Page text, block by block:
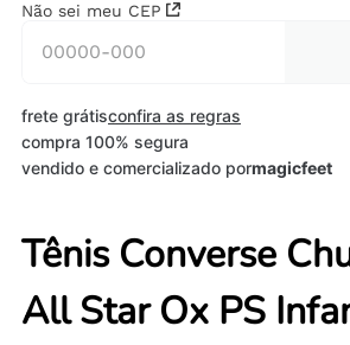
Não sei meu CEP
frete grátisconfira as regras
compra 100% segura
vendido e comercializado pormagicfeet
Tênis Converse
All Star Ox PS